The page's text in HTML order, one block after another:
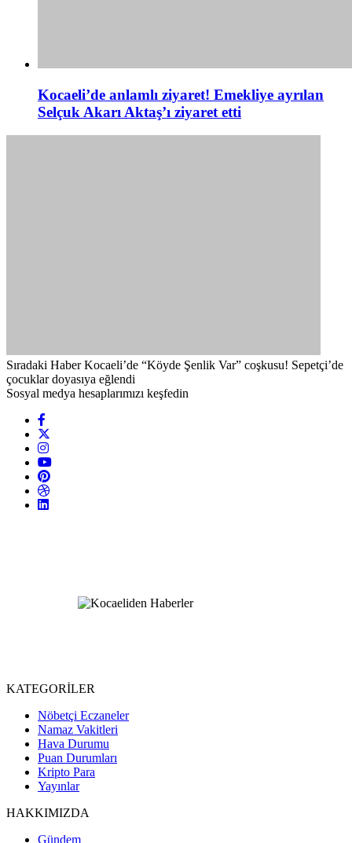
Kocaeli’de anlamlı ziyaret! Emekliye ayrılan
Selçuk Akarı Aktaş’ı ziyaret etti
Sıradaki Haber Kocaeli’de “Köyde Şenlik Var” coşkusu! Sepetçi’de
çocuklar doyasıya eğlendi
Sosyal medya hesaplarımızı keşfedin
KATEGORİLER
Nöbetçi Eczaneler
Namaz Vakitleri
Hava Durumu
Puan Durumları
Kripto Para
Yayınlar
HAKKIMIZDA
Gündem